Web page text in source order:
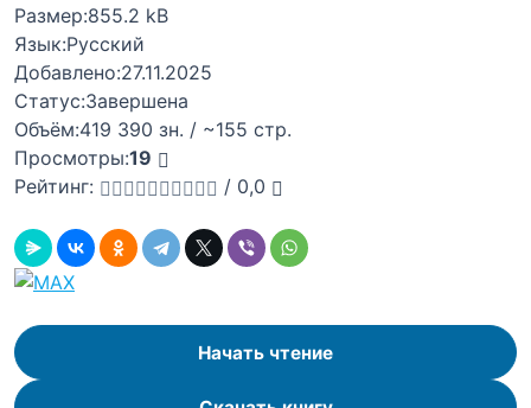
Размер:855.2 kB
Язык:Русский
Добавлено:27.11.2025
Статус:Завершена
Объём:419 390 зн. / ~155 стр.
Просмотры:19
Рейтинг:
/ 0,0
Начать чтение